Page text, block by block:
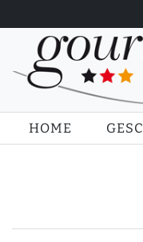
HOME